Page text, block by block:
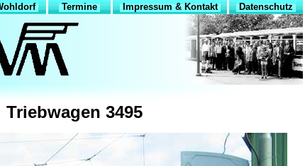
Termine Impressum & Kontakt Datenschutz
Triebwagen 3495